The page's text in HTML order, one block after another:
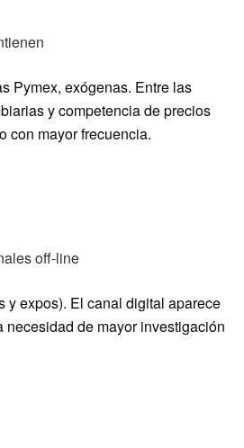
Pymex, exógenas. Entre las
y competencia de precios
con mayor frecuencia.
off-line
y expos). El canal digital aparece
de mayor investigación